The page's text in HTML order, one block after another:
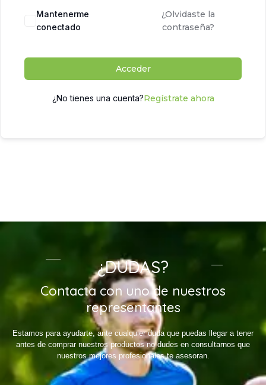
Mantenerme
conectado
¿Olvidaste la
contraseña?
Acceder
¿No tienes una cuenta?Regístrate ahora
¿DUDAS?
Contacta con uno de nuestros
representantes
Estamos para ayudarte, ante cualquier duda que puedas llegar a tener
antes de comprar nuestros productos no dudes en consultarnos que
nuestros mejores profesionales te asesoran.